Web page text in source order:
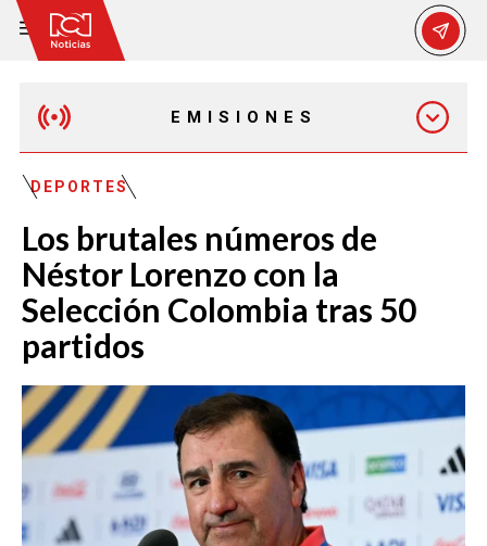
EMISIONES
EMISIÓN 12:30 PM
EMISIÓN 7:00 PM
EMISIÓN 11:30 PM
DEPORTES
Los brutales números de
Néstor Lorenzo con la
Selección Colombia tras 50
partidos